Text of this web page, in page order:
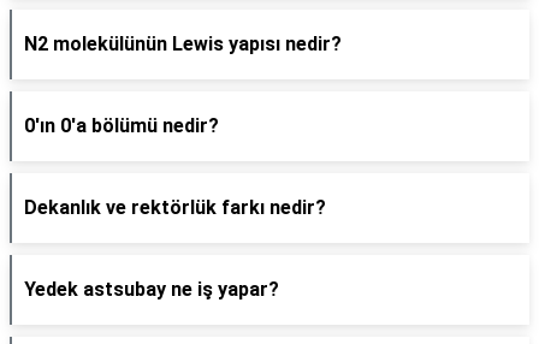
N2 molekülünün Lewis yapısı nedir?
0'ın 0'a bölümü nedir?
Dekanlık ve rektörlük farkı nedir?
Yedek astsubay ne iş yapar?